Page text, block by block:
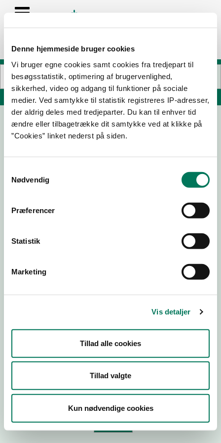
Denne hjemmeside bruger cookies
Vi bruger egne cookies samt cookies fra tredjepart til
besøgsstatistik, optimering af brugervenlighed,
sikkerhed, video og adgang til funktioner på sociale
medier. Ved samtykke til statistik registreres IP-adresser,
der aldrig deles med tredjeparter. Du kan til enhver tid
ændre eller tilbagetrække dit samtykke ved at klikke på
”Cookies” linket nederst på siden.
Nødvendig
Præferencer
Statistik
Marketing
Vis detaljer
Tillad alle cookies
Tillad valgte
Kun nødvendige cookies
Søg på adresse, postnummer, by, firmanavn
Virksomhedstype
ID-nummer
P-nr
Tilføj smiley til dit website
Kopier link til at indsætte på virksomhedens hjemmeside